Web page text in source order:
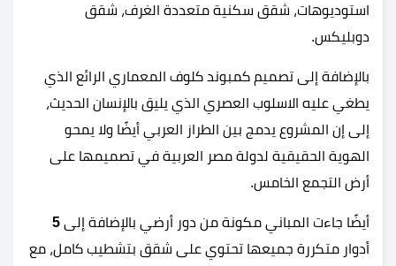
استوديوهات، شقق سكنية متعددة الغرف، شقق
دوبليكس.
بالإضافة إلى تصميم كمبوند كلوف المعماري الرائع الذي
يطغي عليه الاسلوب العصري الذي يليق بالإنسان الحديث،
إلى إن المشروع يدمج بين الطراز العربي أيضًا ولا يمحو
الهوية الحقيقية لدولة مصر العربية في تصميمها على
أرض التجمع الخامس.
أيضًا جاءت المباني مكونة من دور أرضي بالإضافة إلى 5
أدوار متكررة جميعها تحتوي على شقق بتشطيب كامل، مع